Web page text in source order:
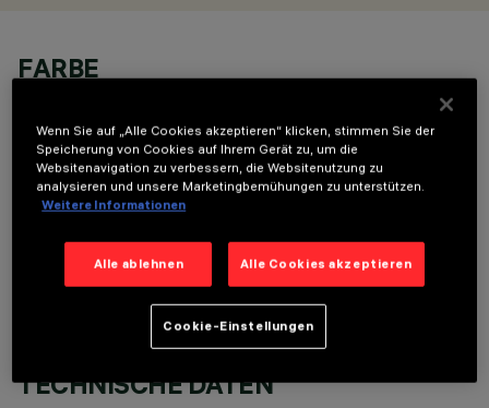
FARBE
TECHNISCHE DATEN
Wenn Sie auf „Alle Cookies akzeptieren“ klicken, stimmen Sie der
Speicherung von Cookies auf Ihrem Gerät zu, um die
Websitenavigation zu verbessern, die Websitenutzung zu
analysieren und unsere Marketingbemühungen zu unterstützen.
Weitere Informationen
Alle ablehnen Alle Cookies akzeptieren
Cookie-Einstellungen